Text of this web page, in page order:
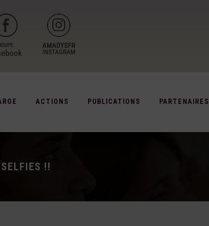
ACTIONS PUBLICATIONS PARTENAIRES
!!